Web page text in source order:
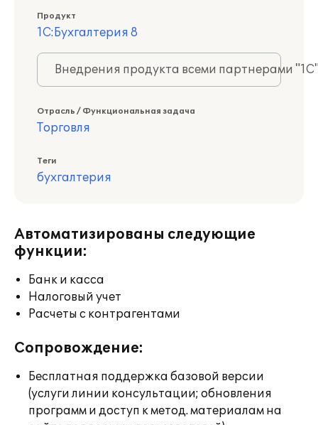
Продукт
1С:Бухгалтерия 8
Внедрения продукта всеми партнерами
Отрасль / Функциональная задача
Торговля
Теги
бухгалтерия
Автоматизированы следующие
функции:
Банк и касса
Налоговый учет
Расчеты с контрагентами
Сопровождение:
Бесплатная поддержка базовой версии
(услуги линии консультации; обновления
программ и доступ к метод. материалам на